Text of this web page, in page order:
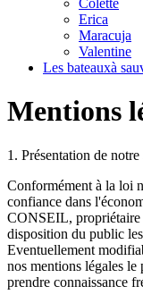
Colette
Erica
Maracuja
Valentine
Les bateauxà
Mentions
1. Présentation de
Conformément à la loi
confiance dans
CONSEIL, propriétaire
disposition du public
Eventuellement
nos mentions légales le
prendre connaissance